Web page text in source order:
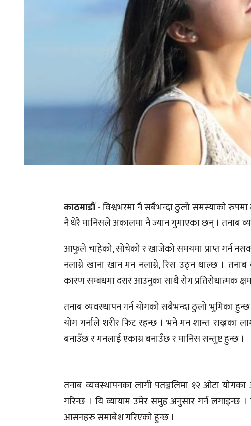
काठमाडौं -विश्वभरमा नै सबैभन्दा ठुलो समस्याको
नै धेरै मानिसले अकालमा नै ज्यान गुमाएका छन् । तनाब
आफुले चाहेको, सोचेको र खाजेको समयमा प्राप्त गर्न
नलाग्ने खाना खान मन नलाग्ने, रिस उठ्न थाल्छ ।
कारण सम्बधमा दरार आउनुका साथै रोग प्रतिरोधात्मक
तनाब व्यवस्थापन गर्न योगको सबैभन्दा ठुलो भुमिका
योग गर्नाले शरीर फिट रहन्छ । भने मन शान्त राख्नका
बनाउँछ र मनलाई एकाग्र बनाउँछ र मानिस सन्तुष्ट हुन्छ ।
तनाब व्यवस्थापनका लागी पतञ्जलिमा १२ ओटा
गरिन्छ । यि व्यायाम उमेर समुह अनुसार गर्न
आसनहरु समाबेश गरिएको हुन्छ ।